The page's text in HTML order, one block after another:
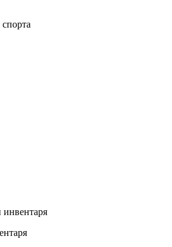
инвентаря